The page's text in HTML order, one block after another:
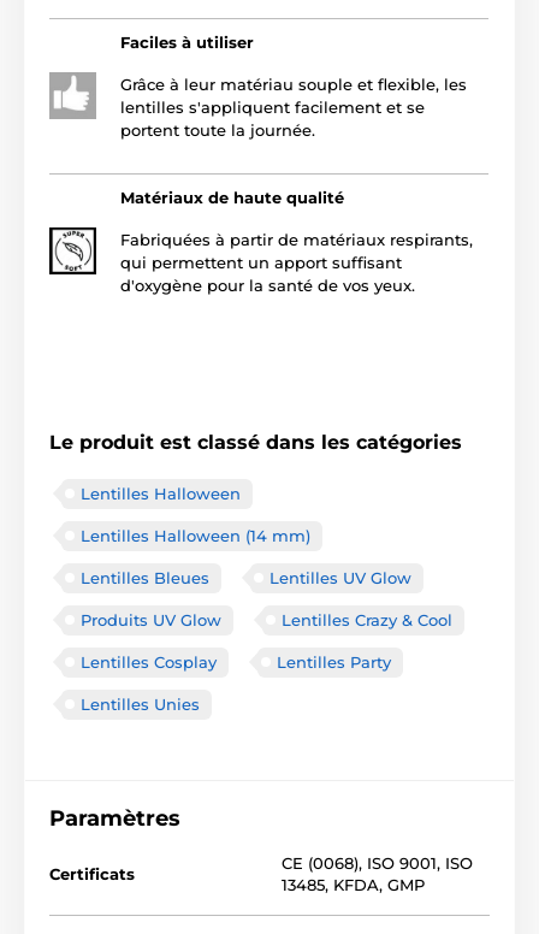
Faciles à utiliser
Grâce à leur matériau souple et flexible, les
lentilles s'appliquent facilement et se
portent toute la journée.
Matériaux de haute qualité
Fabriquées à partir de matériaux respirants,
qui permettent un apport suffisant
d'oxygène pour la santé de vos yeux.
Le produit est classé dans les catégories
Lentilles Halloween
Lentilles Halloween (14 mm)
Lentilles Bleues Lentilles UV Glow
Produits UV Glow Lentilles Crazy & Cool
Lentilles Cosplay Lentilles Party
Lentilles Unies
Paramètres
Certificats
CE (0068), ISO 9001, ISO
13485, KFDA, GMP